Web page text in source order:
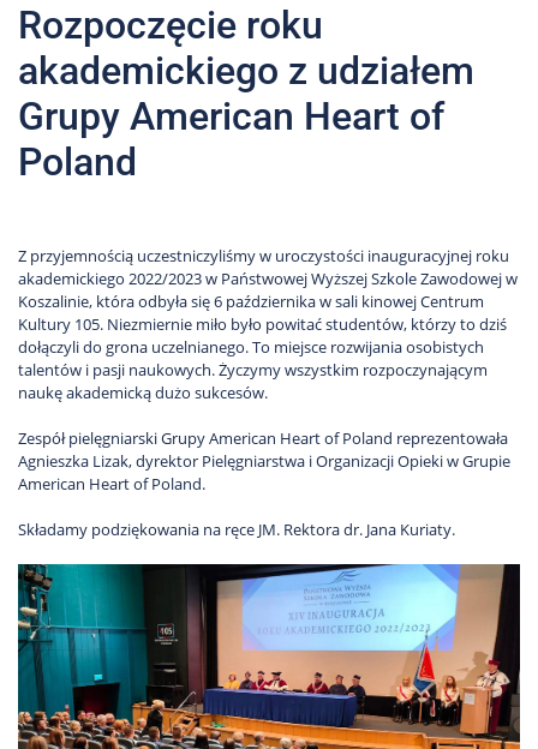
Rozpoczęcie roku
akademickiego z udziałem
Grupy American Heart of
Poland
Z przyjemnością uczestniczyliśmy w uroczystości inauguracyjnej roku
akademickiego 2022/2023 w Państwowej Wyższej Szkole Zawodowej w
Koszalinie, która odbyła się 6 października w sali kinowej Centrum
Kultury 105. Niezmiernie miło było powitać studentów, którzy to dziś
dołączyli do grona uczelnianego. To miejsce rozwijania osobistych
talentów i pasji naukowych. Życzymy wszystkim rozpoczynającym
naukę akademicką dużo sukcesów.
Zespół pielęgniarski Grupy American Heart of Poland reprezentowała
Agnieszka Lizak, dyrektor Pielęgniarstwa i Organizacji Opieki w Grupie
American Heart of Poland.
Składamy podziękowania na ręce JM. Rektora dr. Jana Kuriaty.